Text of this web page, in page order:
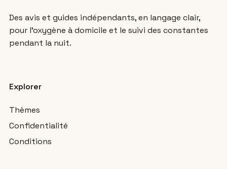
Des avis et guides indépendants, en langage clair,
pour l’oxygène à domicile et le suivi des constantes
pendant la nuit.
Explorer
Thèmes
Confidentialité
Conditions